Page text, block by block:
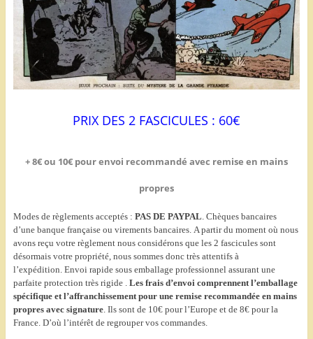
PRIX DES 2 FASCICULES : 60€
+ 8€ ou 10€ pour envoi recommandé avec remise en mains
propres
Modes de règlements acceptés : PAS DE PAYPAL. Chèques bancaires
d’une banque française ou virements bancaires. A partir du moment où nous
avons reçu votre règlement nous considérons que les 2 fascicules sont
désormais votre propriété, nous sommes donc très attentifs à
l’expédition. Envoi rapide sous emballage professionnel assurant une
parfaite protection très rigide .Les frais d’envoi comprennent l’emballage
spécifique et l’affranchissement pour une remise recommandée en mains
propres avec signature. Ils sont de 10€ pour l’Europe et de 8€ pour la
France. D’où l’intérêt de regrouper vos commandes.